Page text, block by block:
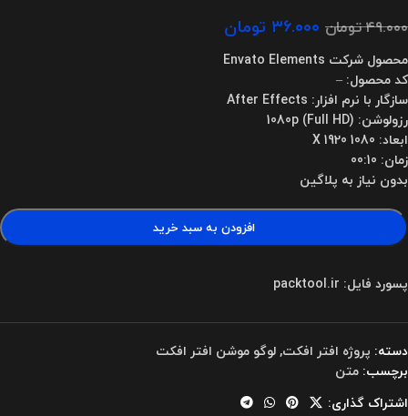
۴۹.۰۰۰تومان ۳۶.۰۰۰ تومان
محصول شرکت Envato Elements
کد محصول: –
سازگار با نرم افزار: After Effects
رزولوشن: 1080p (Full HD)
ابعاد: 1080 X 1920
زمان: 00:10
بدون نیاز به پلاگین
افزودن به سبد خرید
پسورد فایل: packtool.ir
دسته: پروژه افتر افکت,لوگو موشن افتر افکت
برچسب: متن
اشتراک گذاری: